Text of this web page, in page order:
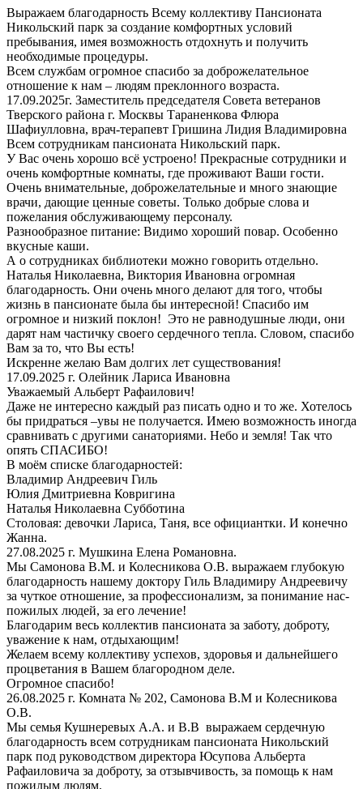
Выражаем благодарность Всему коллективу Пансионата
Никольский парк за создание комфортных условий
пребывания, имея возможность отдохнуть и получить
необходимые процедуры.
Всем службам огромное спасибо за доброжелательное
отношение к нам – людям преклонного возраста.
17.09.2025г. Заместитель председателя Совета ветеранов
Тверского района г. Москвы Тараненкова Флюра
Шафиулловна, врач-терапевт Гришина Лидия Владимировна
Всем сотрудникам пансионата Никольский парк.
У Вас очень хорошо всё устроено! Прекрасные сотрудники и
очень комфортные комнаты, где проживают Ваши гости.
Очень внимательные, доброжелательные и много знающие
врачи, дающие ценные советы. Только добрые слова и
пожелания обслуживающему персоналу.
Разнообразное питание: Видимо хороший повар. Особенно
вкусные каши.
А о сотрудниках библиотеки можно говорить отдельно.
Наталья Николаевна, Виктория Ивановна огромная
благодарность. Они очень много делают для того, чтобы
жизнь в пансионате была бы интересной! Спасибо им
огромное и низкий поклон! Это не равнодушные люди, они
дарят нам частичку своего сердечного тепла. Словом, спасибо
Вам за то, что Вы есть!
Искренне желаю Вам долгих лет существования!
17.09.2025 г. Олейник Лариса Ивановна
Уважаемый Альберт Рафаилович!
Даже не интересно каждый раз писать одно и то же. Хотелось
бы придраться –увы не получается. Имею возможность иногда
сравнивать с другими санаториями. Небо и земля! Так что
опять СПАСИБО!
В моём списке благодарностей:
Владимир Андреевич Гиль
Юлия Дмитриевна Ковригина
Наталья Николаевна Субботина
Столовая: девочки Лариса, Таня, все официантки. И конечно
Жанна.
27.08.2025 г. Мушкина Елена Романовна.
Мы Самонова В.М. и Колесникова О.В. выражаем глубокую
благодарность нашему доктору Гиль Владимиру Андреевичу
за чуткое отношение, за профессионализм, за понимание нас-
пожилых людей, за его лечение!
Благодарим весь коллектив пансионата за заботу, доброту,
уважение к нам, отдыхающим!
Желаем всему коллективу успехов, здоровья и дальнейшего
процветания в Вашем благородном деле.
Огромное спасибо!
26.08.2025 г. Комната № 202, Самонова В.М и Колесникова
О.В.
Мы семья Кушнеревых А.А. и В.В выражаем сердечную
благодарность всем сотрудникам пансионата Никольский
парк под руководством директора Юсупова Альберта
Рафаиловича за доброту, за отзывчивость, за помощь к нам
пожилым людям.